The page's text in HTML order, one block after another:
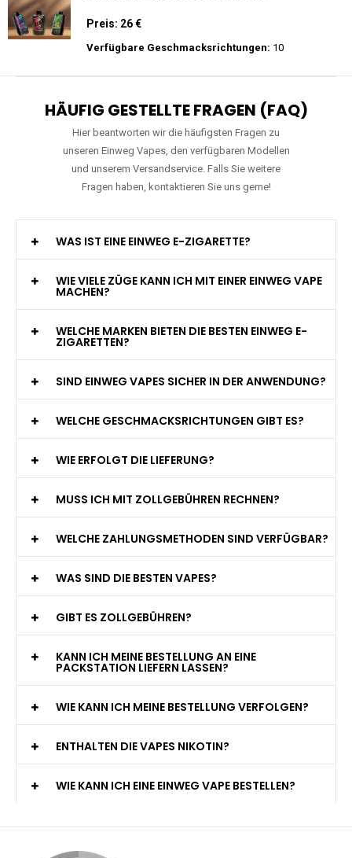
Preis: 26 €
Verfügbare Geschmacksrichtungen: 10
HÄUFIG GESTELLTE FRAGEN (FAQ)
Hier beantworten wir die häufigsten Fragen zu
unseren Einweg Vapes, den verfügbaren Modellen
und unserem Versandservice. Falls Sie weitere
Fragen haben, kontaktieren Sie uns gerne!
WAS IST EINE EINWEG E-ZIGARETTE?
WIE VIELE ZÜGE KANN ICH MIT EINER EINWEG VAPE
MACHEN?
WELCHE MARKEN BIETEN DIE BESTEN EINWEG E-
ZIGARETTEN?
SIND EINWEG VAPES SICHER IN DER ANWENDUNG?
WELCHE GESCHMACKSRICHTUNGEN GIBT ES?
WIE ERFOLGT DIE LIEFERUNG?
MUSS ICH MIT ZOLLGEBÜHREN RECHNEN?
WELCHE ZAHLUNGSMETHODEN SIND VERFÜGBAR?
WAS SIND DIE BESTEN VAPES?
GIBT ES ZOLLGEBÜHREN?
KANN ICH MEINE BESTELLUNG AN EINE
PACKSTATION LIEFERN LASSEN?
WIE KANN ICH MEINE BESTELLUNG VERFOLGEN?
ENTHALTEN DIE VAPES NIKOTIN?
WIE KANN ICH EINE EINWEG VAPE BESTELLEN?